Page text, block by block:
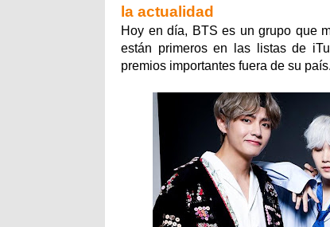
la actualidad
Hoy en día, BTS es un grupo que
están primeros en las listas de
premios importantes fuera de su país.